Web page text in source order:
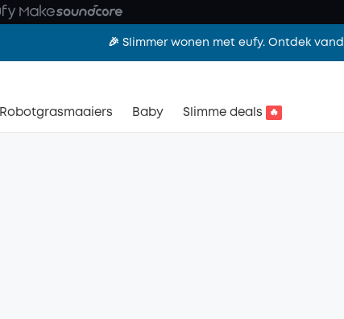
🎉 Slimmer wonen met eufy. Ontdek
Robotgrasmaaiers Baby Slimme deals 🔥